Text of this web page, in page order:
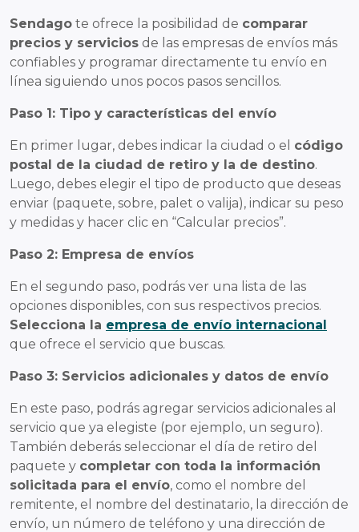
Sendago te ofrece la posibilidad de comparar
precios y servicios de las empresas de envíos más
confiables y programar directamente tu envío en
línea siguiendo unos pocos pasos sencillos.
Paso 1: Tipo y características del envío
En primer lugar, debes indicar la ciudad o el código
postal de la ciudad de retiro y la de destino.
Luego, debes elegir el tipo de producto que deseas
enviar (paquete, sobre, palet o valija), indicar su peso
y medidas y hacer clic en “Calcular precios”.
Paso 2: Empresa de envíos
En el segundo paso, podrás ver una lista de las
opciones disponibles, con sus respectivos precios.
Selecciona la empresa de envío internacional
que ofrece el servicio que buscas.
Paso 3: Servicios adicionales y datos de envío
En este paso, podrás agregar servicios adicionales al
servicio que ya elegiste (por ejemplo, un seguro).
También deberás seleccionar el día de retiro del
paquete y completar con toda la información
solicitada para el envío, como el nombre del
remitente, el nombre del destinatario, la dirección de
envío, un número de teléfono y una dirección de